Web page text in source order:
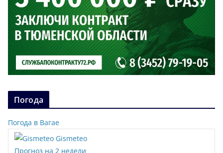
Погода
Погода в Вагае
Gismeteo
Прогноз на 2 недели